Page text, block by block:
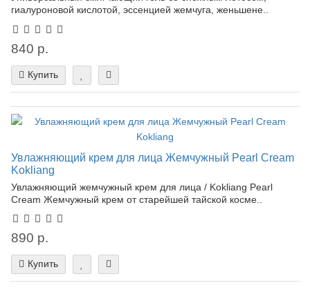
гиалуроновой кислотой, эссенцией жемчуга, женьшене..
840 р.
Купить
Увлажняющий крем для лица Жемчужный Pearl Cream
Kokliang
Увлажняющий жемчужный крем для лица / Kokliang Pearl
Сream Жемчужный крем от старейшей тайской косме..
890 р.
Купить